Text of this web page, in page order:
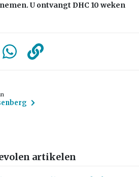
nemen. U ontvangt DHC 10 weken
artikelen